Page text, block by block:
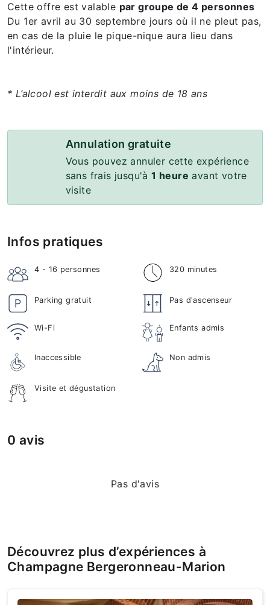
Cette offre est valable par groupe de 4 personnes
Du 1er avril au 30 septembre jours où il ne pleut pas,
en cas de la pluie le pique-nique aura lieu dans
l'intérieur.
* L’alcool est interdit aux moins de 18 ans
Annulation gratuite
Vous pouvez annuler cette expérience
sans frais jusqu'à1 heure avant votre
visite
Infos pratiques
4 - 16 personnes 320 minutes
Parking gratuit Pas d'ascenseur
Wi-Fi Enfants admis
Inaccessible Non admis
Visite et dégustation
0 avis
Pas d'avis
Découvrez plus d’expériences à
Champagne Bergeronneau-Marion